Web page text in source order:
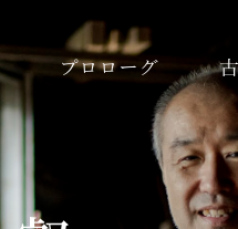
プロローグ